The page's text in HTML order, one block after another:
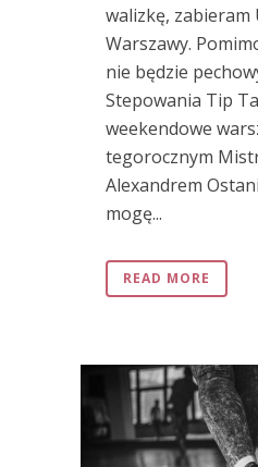
walizkę, zabieram
Warszawy.
nie będzie
Stepowania Tip
weekendowe
tegorocznym
Alexandrem
mogę...
READ MORE